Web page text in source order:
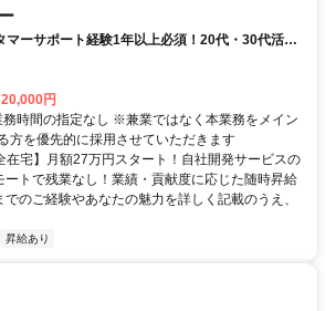
マーサポート経験1年以上必須！20代・30代活躍
円
務時間の指定なし ※兼業ではなく本業務をメイン
方を優先的に採用させていただきます
在宅】月額27万円スタート！自社開発サービスの
ートで残業なし！業績・貢献度に応じた随時昇給
のご経験やあなたの魅力を詳しく記載のうえ、
昇給あり